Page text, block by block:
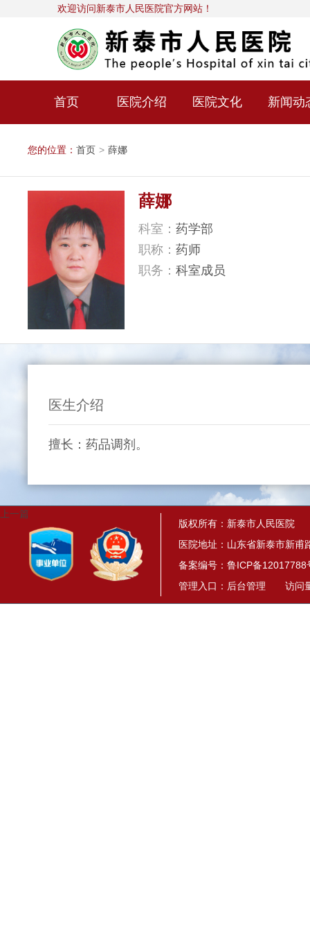
欢迎访问新泰市人民医院官方网站！
首页 医院介绍 医院文化 新闻动
您的位置： 首页 > 薛娜
薛娜
科室： 药学部
职称： 药师
职务： 科室成员
医生介绍
擅长：药品调剂。
上一篇
版权所有：新泰市人民医院
医院地址：山东省新泰市新甫
备案编号： 鲁ICP备12017788
管理入口： 后台管理 访问量